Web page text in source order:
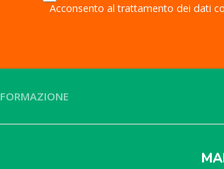
Acconsento al trattamento dei dati
FORMAZIONE